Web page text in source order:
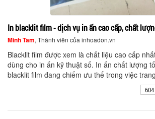
In blacklit film - dịch vụ in ấn cao cấp, chất
Minh Tam, Thành viên của inhoadon.vn
Blacklit film được xem là chất liệu cao cấp
dùng cho in ấn kỹ thuật số. In ấn chất lượng
blacklit film đang chiếm ưu thế trong việc